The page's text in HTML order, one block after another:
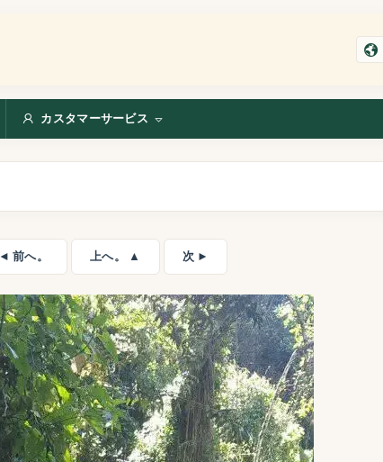
カスタマーサービス
◄ 前へ。 上へ。 ▲ 次 ►